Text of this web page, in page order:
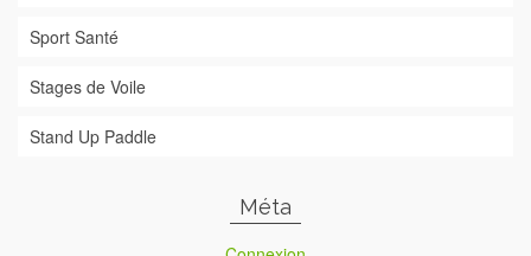
Sport Santé
Stages de Voile
Stand Up Paddle
Méta